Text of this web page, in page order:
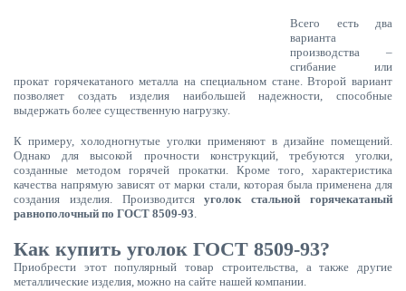
Всего есть два
варианта
производства –
сгибание или
прокат горячекатаного металла на специальном стане. Второй вариант
позволяет создать изделия наибольшей надежности, способные
выдержать более существенную нагрузку.
К примеру, холодногнутые уголки применяют в дизайне помещений.
Однако для высокой прочности конструкций, требуются уголки,
созданные методом горячей прокатки. Кроме того, характеристика
качества напрямую зависят от марки стали, которая была применена для
создания изделия. Производитсяуголок стальной горячекатаный
равнополочный по ГОСТ 8509-93.
Как купить уголок ГОСТ 8509-93?
Приобрести этот популярный товар строительства, а также другие
металлические изделия, можно на сайте нашей компании.